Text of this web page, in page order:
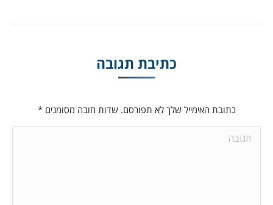
כתיבת תגובה
כתובת האימייל שלך לא תפורסם. שדות חובה מסומנים*
תגובה